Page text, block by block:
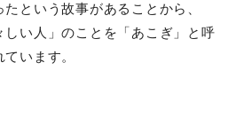
という故事があることから、
しい人」のことを「あこぎ」と呼
います。